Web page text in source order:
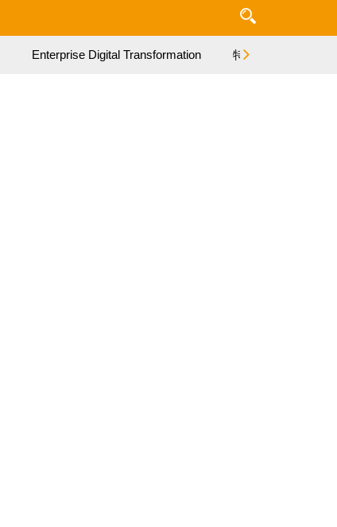
Enterprise Digital Transformation 特集